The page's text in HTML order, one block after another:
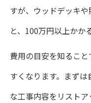
すが、ウッドデッキ
と、100万円以上かか
費用の目安を知るこ
すくなります。まず
な工事内容をリスト